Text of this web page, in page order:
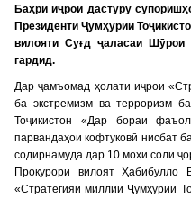
Баҳри иҷрои дастуру
Президенти Ҷумҳурии
вилояти Суғд ҷаласаи Шӯрои
гардид.
Дар ҷамъомад ҳолати иҷрои
ба экстремизм ва терроризм
Тоҷикистон «Дар бораи
парвандаҳои кофтуковӣ нисбат
содирнамуда дар 10 моҳи соли
Прокурори вилоят
«Стратегияи миллии Ҷумҳурии